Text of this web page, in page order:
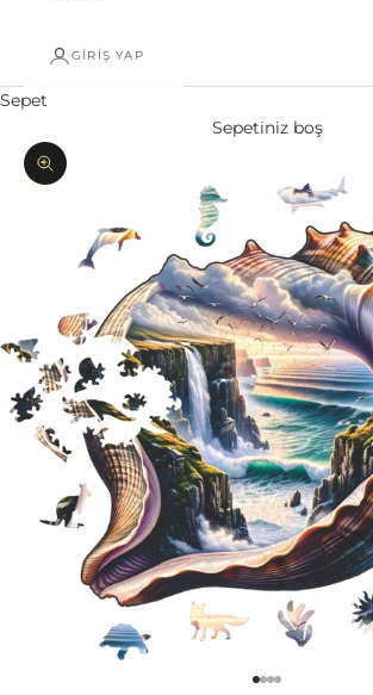
GIRIŞ YAP
Sepet
Sepetiniz boş
Yakınlaştır
1 ögesine git
2 ögesine git
3 ögesine git
4 ögesine git